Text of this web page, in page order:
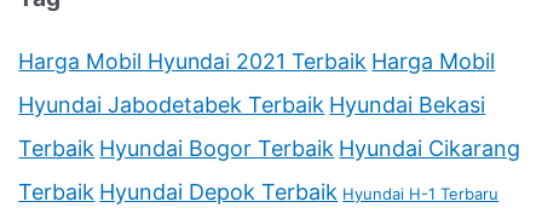
Harga Mobil Hyundai 2021 Terbaik Harga Mobil
Hyundai Jabodetabek Terbaik Hyundai Bekasi
Terbaik Hyundai Bogor Terbaik Hyundai Cikarang
Terbaik Hyundai Depok Terbaik Hyundai H-1 Terbaru